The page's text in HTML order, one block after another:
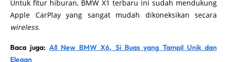
Untuk fitur hiburan, BMW X1 terbaru ini sudah mendukung
Apple CarPlay yang sangat mudah dikoneksikan secara
wireless.
Baca juga:All New BMW X6, Si Buas yang Tampil Unik dan
Elegan